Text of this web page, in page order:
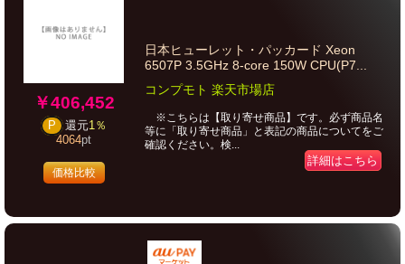
￥406,452
P 還元1％
4064pt
価格比較
日本ヒューレット・パッカード Xeon
6507P 3.5GHz 8-core 150W CPU(P7...
コンプモト 楽天市場店
※こちらは【取り寄せ商品】です。必ず商品名
等に「取り寄せ商品」と表記の商品についてをご
確認ください。検...
詳細はこちら